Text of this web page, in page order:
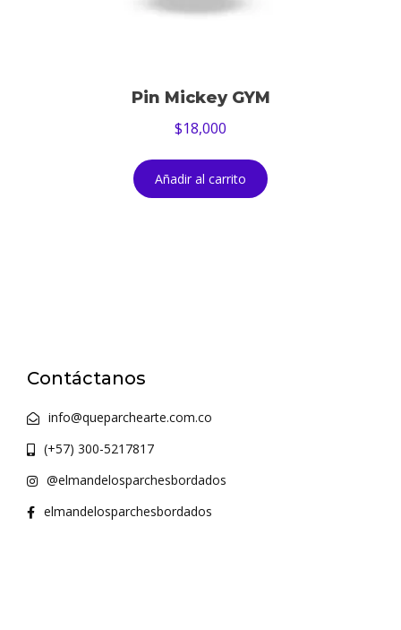
Pin Mickey GYM
$18,000
Añadir al carrito
Contáctanos
info@queparchearte.com.co
(+57) 300-5217817
@elmandelosparchesbordados
elmandelosparchesbordados